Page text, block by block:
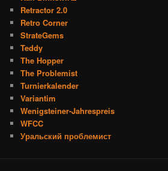
Retractor 2.0
Retro Corner
StrateGems
Teddy
The Hopper
The Problemist
Turnierkalender
Variantim
Wenigsteiner-Jahrespreis
WFCC
Уральский проблемист